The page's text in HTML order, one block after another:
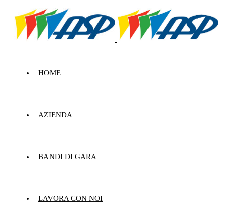
HOME
AZIENDA
BANDI DI GARA
LAVORA CON NOI